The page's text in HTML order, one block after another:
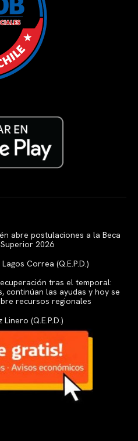
abre postulaciones a la Beca
2026
Correa (Q.E.P.D.)
tras el temporal:
continúan las ayudas y hoy se
recursos regionales
(Q.E.P.D.)